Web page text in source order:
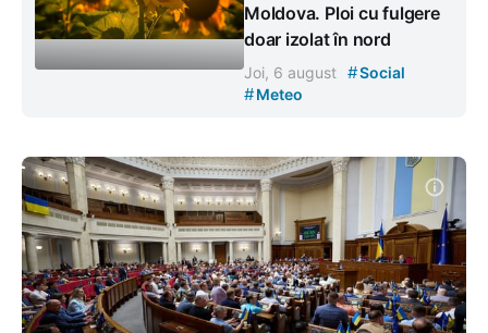
Moldova. Ploi cu fulgere
doar izolat în nord
Joi, 6 august #Social
#Meteo